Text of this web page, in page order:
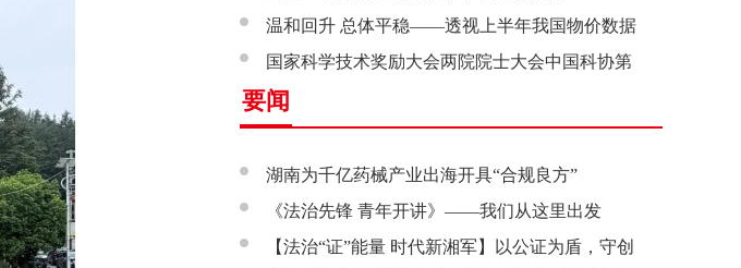
温和回升 总体平稳——透视上半年我国物价数据
国家科学技术奖励大会两院院士大会中国科协第
十一次全国代表大会在京召开
要闻
湖南为千亿药械产业出海开具“合规良方”
《法治先锋 青年开讲》——我们从这里出发
【法治“证”能量 时代新湘军】以公证为盾，守创